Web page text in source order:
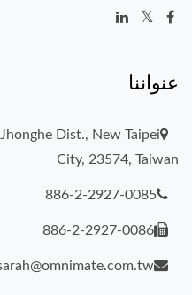
عنواننا
Dist., New Taipei
City, 23574, Taiwan
886-2-2927-0085
886-2-2927-0086